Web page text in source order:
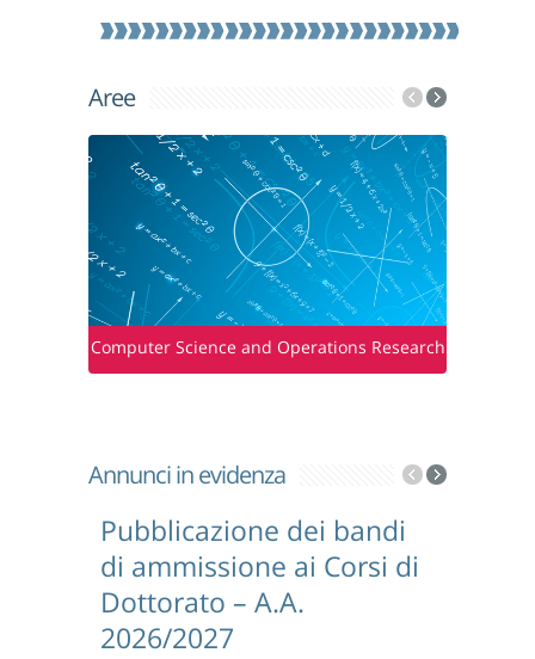
Aree
Computer Science and Operations Research
Annunci in evidenza
Pubblicazione dei bandi
di ammissione ai Corsi di
Dottorato – A.A.
2026/2027